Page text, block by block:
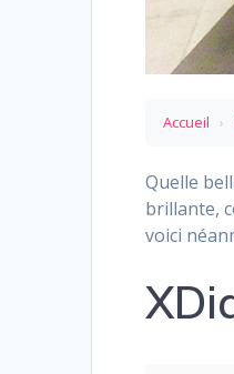
Accueil ›
Quelle
brillante,
voici